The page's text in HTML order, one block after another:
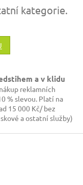
kategorie.
a v klidu
reklamních
% slevou. Platí na
15 000 Kč/ bez
a ostatní služby)